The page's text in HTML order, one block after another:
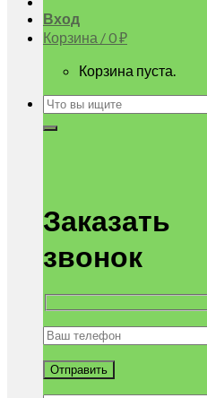
Вход
Корзина /0₽
Корзина пуста.
Искать:
Заказать
звонок